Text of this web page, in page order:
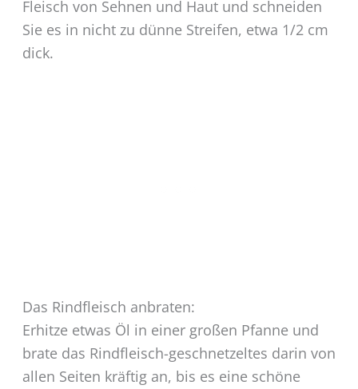
Fleisch von Sehnen und Haut und schneiden
Sie es in nicht zu dünne Streifen, etwa 1/2 cm
dick.
Das Rindfleisch anbraten:
Erhitze etwas Öl in einer großen Pfanne und
brate das Rindfleisch-geschnetzeltes darin von
allen Seiten kräftig an, bis es eine schöne